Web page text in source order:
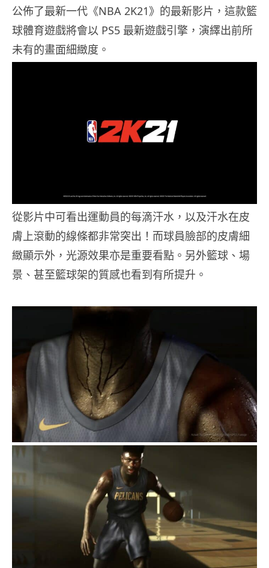
公佈了最新一代《NBA 2K21》的最新影片，這款籃
球體育遊戲將會以 PS5 最新遊戲引擎，演繹出前所
未有的畫面細緻度。
從影片中可看出運動員的每滴汗水，以及汗水在皮
膚上滾動的線條都非常突出！而球員臉部的皮膚細
緻顯示外，光源效果亦是重要看點。另外籃球、場
景、甚至籃球架的質感也看到有所提升。